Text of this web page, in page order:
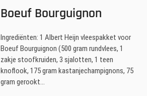
Boeuf Bourguignon
Ingrediënten: 1 Albert Heijn vleespakket voor
Boeuf Bourguignon (500 gram rundvlees, 1
zakje stoofkruiden, 3 sjalotten, 1 teen
knoflook, 175 gram kastanjechampignons, 75
gram gerookt…